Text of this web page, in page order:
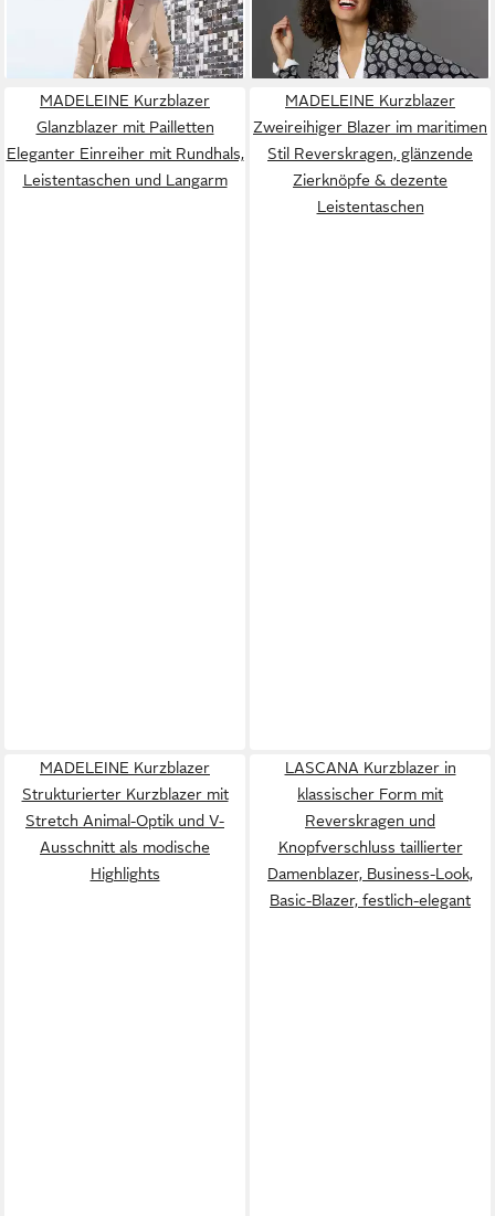
Reverskragen Florales
Design, klassischer
Reverskragen, Einreiher-
Optik
UVP 244,99 €
Punkten
69,99 €
MADELEINE Kurzblazer
Glanzblazer mit Pailletten
Eleganter Einreiher mit Rundhals,
Leistentaschen und Langarm
MADELEINE Kurzblazer
Zweireihiger Blazer im maritimen
Stil Reverskragen, glänzende
Zierknöpfe & dezente
Leistentaschen
MADELEINE Kurzblazer
Strukturierter Kurzblazer mit
Stretch Animal-Optik und V-
Ausschnitt als modische
Highlights
LASCANA Kurzblazer in
klassischer Form mit
Reverskragen und
Knopfverschluss taillierter
Damenblazer, Business-Look,
Basic-Blazer, festlich-elegant